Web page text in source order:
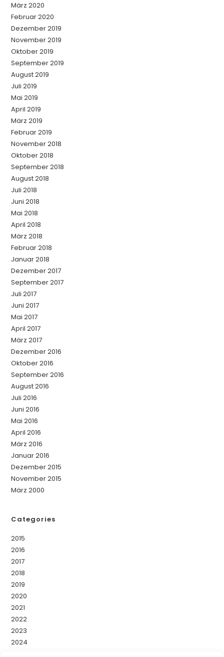
März 2020
Februar 2020
Dezember 2019
November 2019
Oktober 2019
September 2019
August 2019
Juli 2019
Mai 2019
April 2019
März 2019
Februar 2019
November 2018
Oktober 2018
September 2018
August 2018
Juli 2018
Juni 2018
Mai 2018
April 2018
März 2018
Februar 2018
Januar 2018
Dezember 2017
September 2017
Juli 2017
Juni 2017
Mai 2017
April 2017
März 2017
Dezember 2016
Oktober 2016
September 2016
August 2016
Juli 2016
Juni 2016
Mai 2016
April 2016
März 2016
Januar 2016
Dezember 2015
November 2015
März 2000
Categories
2015
2016
2017
2018
2019
2020
2021
2022
2023
2024